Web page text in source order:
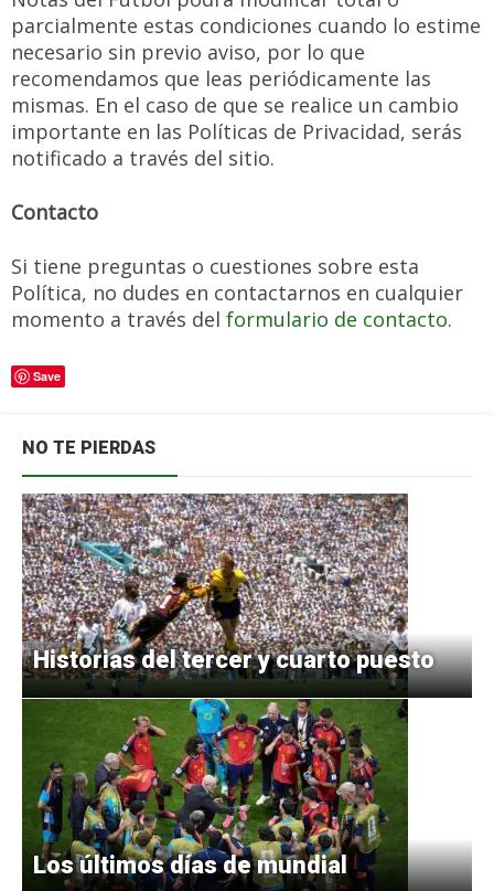
parcialmente estas condiciones cuando lo estime
necesario sin previo aviso, por lo que
recomendamos que leas periódicamente las
mismas. En el caso de que se realice un cambio
importante en las Políticas de Privacidad, serás
notificado a través del sitio.
Contacto
Si tiene preguntas o cuestiones sobre esta
Política, no dudes en contactarnos en cualquier
momento a través del formulario de contacto.
Save
NO TE PIERDAS
Historias del tercer y cuarto puesto
Los últimos días de mundial